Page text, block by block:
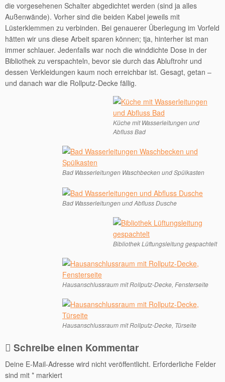
die vorgesehenen Schalter abgedichtet werden (sind ja alles
Außenwände). Vorher sind die beiden Kabel jeweils mit
Lüsterklemmen zu verbinden. Bei genauerer Überlegung im Vorfeld
hätten wir uns diese Arbeit sparen können; tja, hinterher ist man
immer schlauer. Jedenfalls war noch die winddichte Dose in der
Bibliothek zu verspachteln, bevor sie durch das Abluftrohr und
dessen Verkleidungen kaum noch erreichbar ist. Gesagt, getan –
und danach war die Rollputz-Decke fällig.
Küche mit Wasserleitungen und
Abfluss Bad
Bad Wasserleitungen Waschbecken und Spülkasten
Bad Wasserleitungen und Abfluss Dusche
Bibliothek Lüftungsleitung gespachtelt
Hausanschlussraum mit Rollputz-Decke, Fensterseite
Hausanschlussraum mit Rollputz-Decke, Türseite
Schreibe einen Kommentar
Deine E-Mail-Adresse wird nicht veröffentlicht. Erforderliche Felder
sind mit * markiert